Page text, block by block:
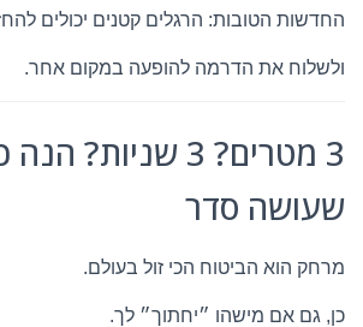
החדשות הטובות: הרגלים קטנים יכולים
ולשלוח את הדרמה להופעה במקום אחר.
3 מטרים? 3
שעושה סדר
מרחק הוא הביטוח הכי זול בעולם.
כן, גם אם מישהו ״יחתוך״ לך.